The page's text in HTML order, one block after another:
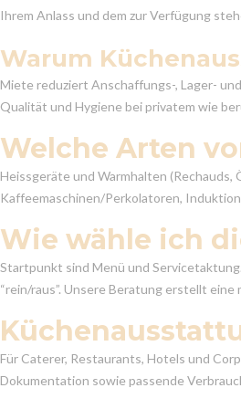
Ihrem Anlass und dem zur Verfügung
Warum
Miete reduziert Anschaffungs-, Lager-
Qualität und Hygiene bei privatem wie
Welche Arten
Heissgeräte und Warmhalten
Kaffeemaschinen/Perkolatoren,
Wie wähle ich
Startpunkt sind Menü und
“rein/raus”. Unsere Beratung erstellt
Für Caterer, Restaurants, Hotels und
Dokumentation sowie passende